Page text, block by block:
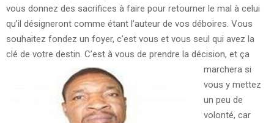
vous donnez des sacrifices à faire pour retourner le mal à celui
qu’il désigneront comme étant l’auteur de vos déboires. Vous
souhaitez fondez un foyer, c’est vous et vous seul qui avez la
clé de votre destin. C’est à vous de prendre la décision, et ça
marchera si
vous y mettez
un peu de
volonté, car